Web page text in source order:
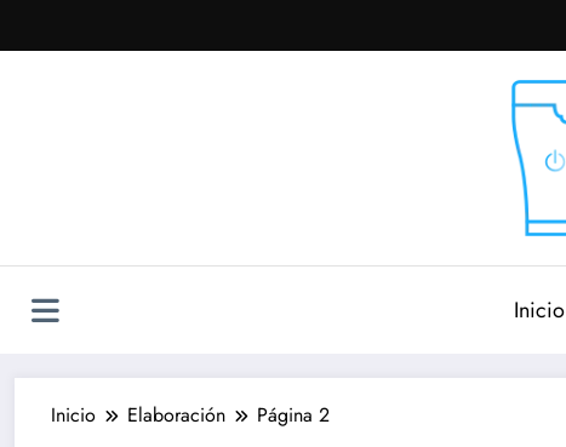
al
Inicio
Inicio Elaboración Página 2